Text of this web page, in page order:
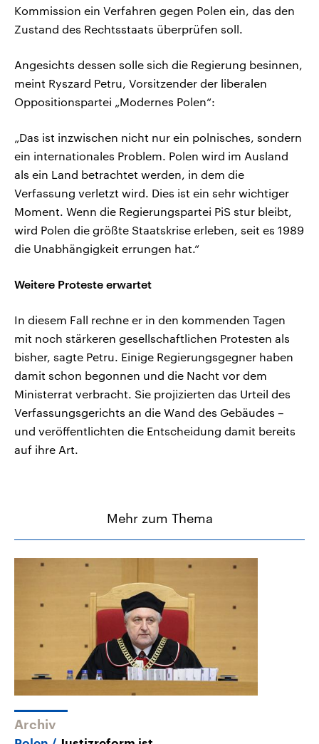
Kommission ein Verfahren gegen Polen ein, das den
Zustand des Rechtsstaats überprüfen soll.
Angesichts dessen solle sich die Regierung besinnen,
meint Ryszard Petru, Vorsitzender der liberalen
Oppositionspartei „Modernes Polen“:
„Das ist inzwischen nicht nur ein polnisches, sondern
ein internationales Problem. Polen wird im Ausland
als ein Land betrachtet werden, in dem die
Verfassung verletzt wird. Dies ist ein sehr wichtiger
Moment. Wenn die Regierungspartei PiS stur bleibt,
wird Polen die größte Staatskrise erleben, seit es 1989
die Unabhängigkeit errungen hat.“
Weitere Proteste erwartet
In diesem Fall rechne er in den kommenden Tagen
mit noch stärkeren gesellschaftlichen Protesten als
bisher, sagte Petru. Einige Regierungsgegner haben
damit schon begonnen und die Nacht vor dem
Ministerrat verbracht. Sie projizierten das Urteil des
Verfassungsgerichts an die Wand des Gebäudes –
und veröffentlichten die Entscheidung damit bereits
auf ihre Art.
Mehr zum Thema
Archiv